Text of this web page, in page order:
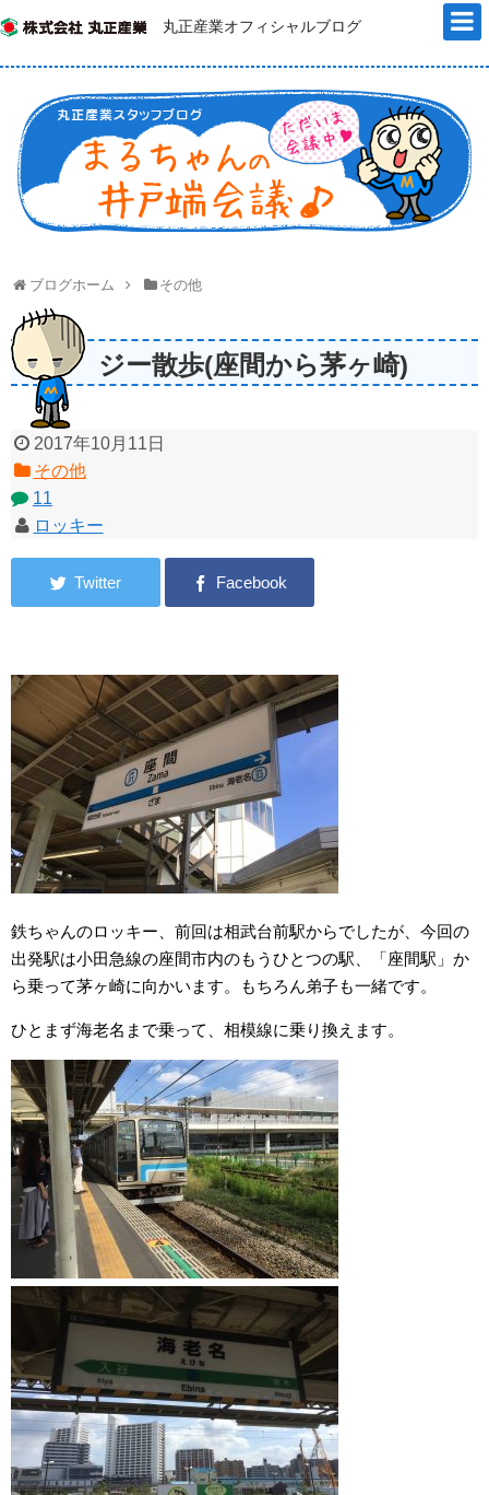
丸正産業オフィシャルブログ
ブログホーム その他
ジー散歩(座間から茅ヶ崎)
2017年10月11日
その他
11
ロッキー
鉄ちゃんのロッキー、前回は相武台前駅からでしたが、今回の
出発駅は小田急線の座間市内のもうひとつの駅、「座間駅」か
ら乗って茅ヶ崎に向かいます。もちろん弟子も一緒です。
ひとまず海老名まで乗って、相模線に乗り換えます。